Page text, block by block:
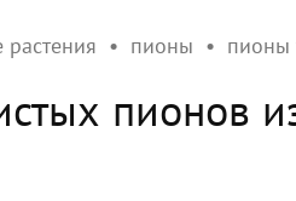
растения пионы пионы
пионов